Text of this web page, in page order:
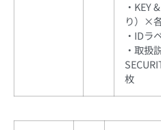
・KEY
り）×
・IDラ
・取扱
枚